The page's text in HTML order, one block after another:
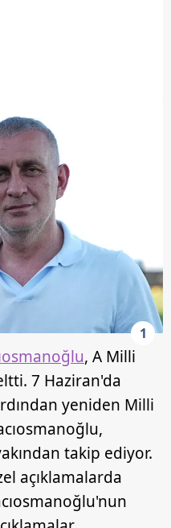
1
, A Milli
7 Haziran'da
yeniden Milli
takip ediyor.
açıklamalarda